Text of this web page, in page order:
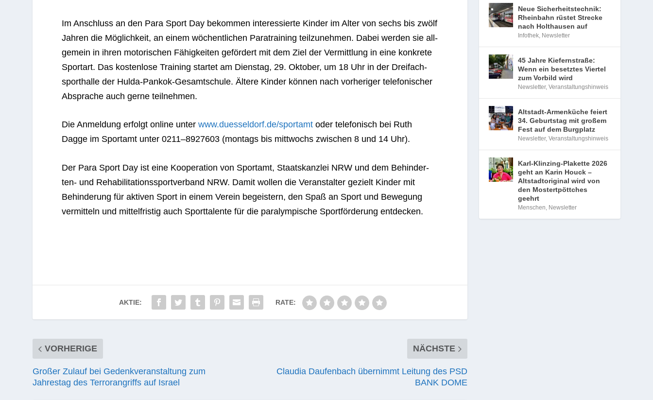
Im Anschluss an den Para Sport Day bekom­men inter­es­sierte Kin­der im Alter von sechs bis zwölf
Jah­ren die Mög­lich­keit, an einem wöchent­li­chen Parat­rai­ning teil­zu­neh­men. Dabei wer­den sie all­
ge­mein in ihren moto­ri­schen Fähig­kei­ten geför­dert mit dem Ziel der Ver­mitt­lung in eine kon­krete
Sport­art. Das kos­ten­lose Trai­ning star­tet am Diens­tag, 29. Okto­ber, um 18 Uhr in der Drei­fach­
sport­halle der Hulda-Pan­kok-Gesamt­schule. Ältere Kin­der kön­nen nach vor­he­ri­ger tele­fo­ni­scher
Abspra­che auch gerne teilnehmen.
Die Anmel­dung erfolgt online unterwww.duesseldorf.de/sportamt oder tele­fo­nisch bei Ruth
Dagge im Sport­amt unter 0211–8927603 (mon­tags bis mitt­wochs zwi­schen 8 und 14 Uhr).
Der Para Sport Day ist eine Koope­ra­tion von Sport­amt, Staats­kanz­lei NRW und dem Behin­der­
ten- und Reha­bi­li­ta­ti­ons­sport­ver­band NRW. Damit wol­len die Ver­an­stal­ter gezielt Kin­der mit
Behin­de­rung für akti­ven Sport in einem Ver­ein begeis­tern, den Spaß an Sport und Bewe­gung
ver­mit­teln und mit­tel­fris­tig auch Sport­ta­lente für die para­lym­pi­sche Sport­för­de­rung entdecken.
AKTIE: RATE:
VORHERIGE
Großer Zulauf bei Gedenkveranstaltung zum
Jahrestag des Terrorangriffs auf Israel
NÄCHSTE
Claudia Daufenbach übernimmt Leitung des PSD
BANK DOME
Neue Sicherheitstechnik:
Rheinbahn rüstet Strecke
nach Holthausen auf
Infothek, Newsletter
45 Jahre Kiefernstraße:
Wenn ein besetztes Viertel
zum Vorbild wird
Newsletter,Veranstaltungshinweis
Altstadt-Armenküche feiert
34. Geburtstag mit großem
Fest auf dem Burgplatz
Newsletter,Veranstaltungshinweis
Karl-Klinzing-Plakette 2026
geht an Karin Houck –
Altstadtoriginal wird von
den Mostertpöttches
geehrt
Menschen, Newsletter